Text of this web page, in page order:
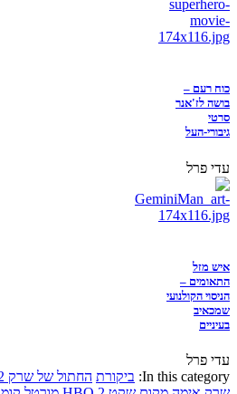
כוח רעם –
בושה לז'אנר
סרטי
גיבורי-העל
עדי פרל
איש מזל
התאומים –
הניסוי הקולנועי
שמכאיב
בעיניים
עדי פרל
In this category: ביקורת החתול של שרק 2: משאלה אחת ודי